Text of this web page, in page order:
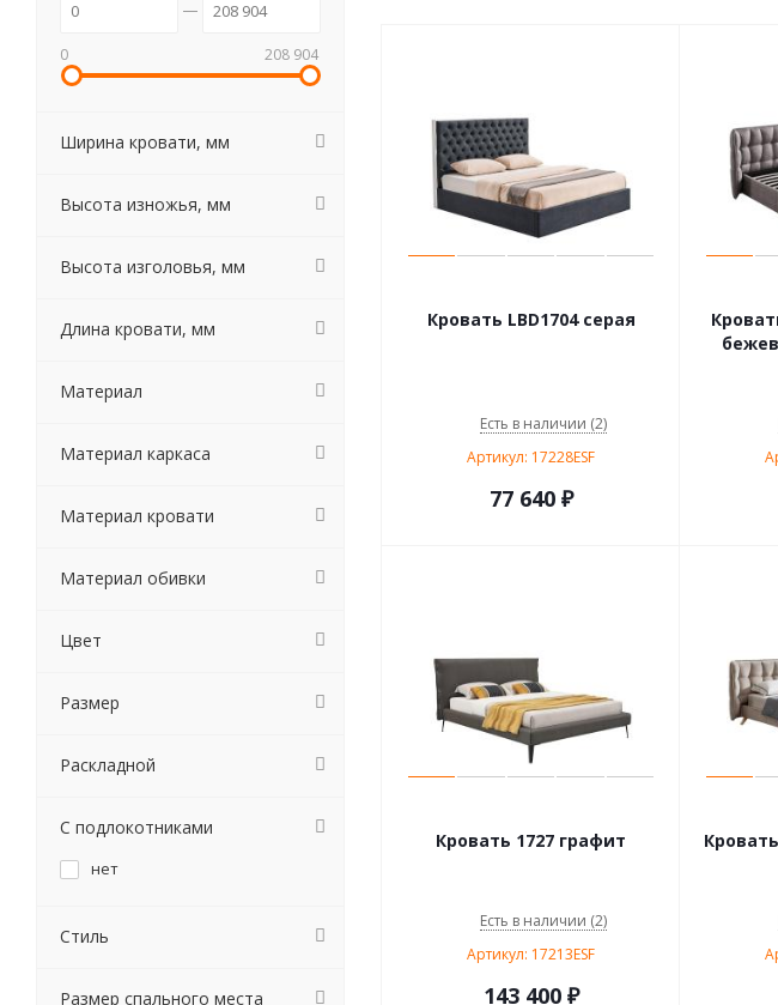
Кровать LBD1704 серая
Есть в наличии (2)
Артикул: 17228ESF
77 640₽
Кровать 1727 графит
Есть в наличии (2)
Артикул: 17213ESF
143 400₽
0 208 904
Ширина кровати, мм
Высота изножья, мм
Высота изголовья, мм
Длина кровати, мм
Материал
Материал каркаса
Материал кровати
Материал обивки
Цвет
Размер
Раскладной
С подлокотниками
нет
Стиль
Размер спального места